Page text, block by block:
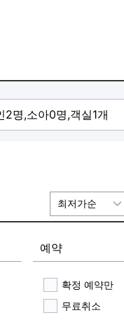
최저가순
예약
확정 예약만
무료취소